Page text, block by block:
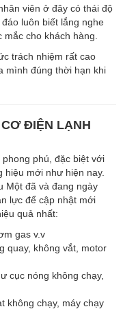
viên ở đây có thái độ
luôn biết lắng nghe
cho khách hàng.
trách nhiệm rất cao
mình đúng thời hạn khi
ĐIỆN LẠNH
phú, đặc biệt với
mới như hiện nay.
Một đã và đang ngày
lực để cập nhật mới
quả nhất:
gas v.v
quay, không vắt, motor
cục nóng không chạy,
không chạy, máy chạy